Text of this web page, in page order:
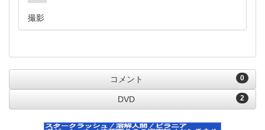
撮影
0
コメント
2
DVD